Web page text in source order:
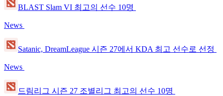
BLAST Slam VI 최고의 선수 10명
News
Satanic, DreamLeague 시즌 27에서 KDA 최고 선수로 선정
News
드림리그 시즌 27 조별리그 최고의 선수 10명